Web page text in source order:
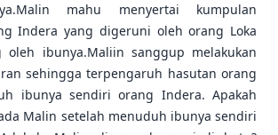
mahu menyertai kumpulan
Indera yang digeruni oleh orang Loka
oleh ibunya.Maliin sanggup melakukan
sehingga terpengaruh hasutan orang
ibunya sendiri orang Indera. Apakah
Malin setelah menuduh ibunya sendiri